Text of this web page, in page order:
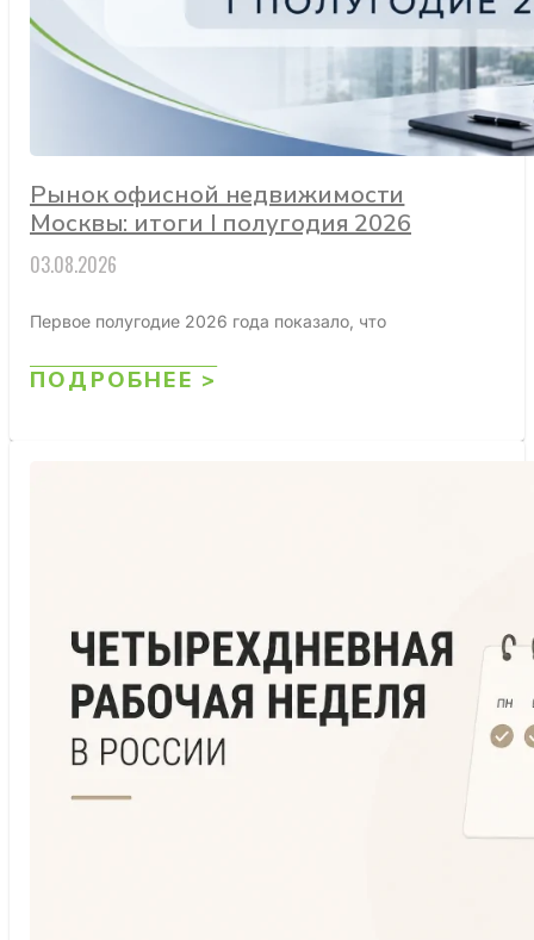
Рынок офисной недвижимости
Москвы: итоги I полугодия 2026
03.08.2026
Первое полугодие 2026 года показало, что
ПОДРОБНЕЕ >